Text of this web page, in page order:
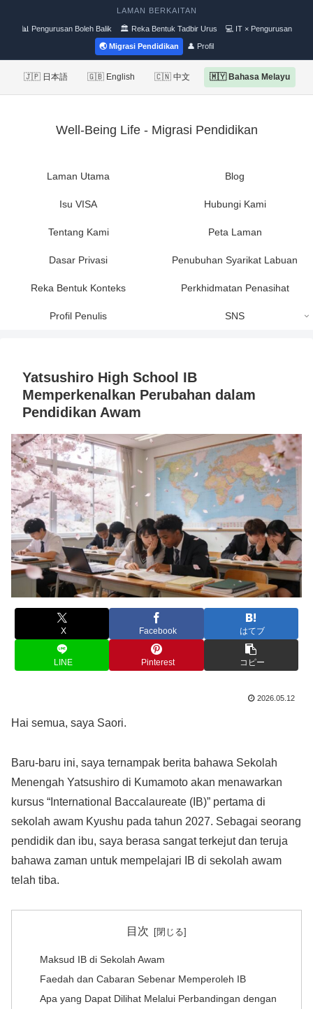
LAMAN BERKAITAN
📊 Pengurusan Boleh Balik 🏛 Reka Bentuk Tadbir Urus 💻 IT × Pengurusan
🌏 Migrasi Pendidikan 👤 Profil
🇯🇵 日本語 🇬🇧 English 🇨🇳 中文 🇲🇾 Bahasa Melayu
Well-Being Life - Migrasi Pendidikan
Laman Utama Blog
Isu VISA Hubungi Kami
Tentang Kami Peta Laman
Dasar Privasi Penubuhan Syarikat Labuan
Reka Bentuk Konteks Perkhidmatan Penasihat
Profil Penulis SNS
Yatsushiro High School IB
Memperkenalkan Perubahan dalam
Pendidikan Awam
X Facebook はてブ
LINE Pinterest コピー
2026.05.12
Hai semua, saya Saori.
Baru-baru ini, saya ternampak berita bahawa Sekolah
Menengah Yatsushiro di Kumamoto akan menawarkan
kursus “International Baccalaureate (IB)” pertama di
sekolah awam Kyushu pada tahun 2027. Sebagai seorang
pendidik dan ibu, saya berasa sangat terkejut dan teruja
bahawa zaman untuk mempelajari IB di sekolah awam
telah tiba.
目次
Maksud IB di Sekolah Awam
Faedah dan Cabaran Sebenar Memperoleh IB
Apa yang Dapat Dilihat Melalui Perbandingan dengan